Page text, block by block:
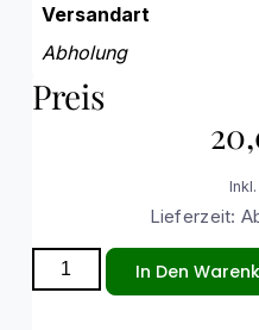
Versandart
Abholung
Preis
Lieferzeit:
In Den